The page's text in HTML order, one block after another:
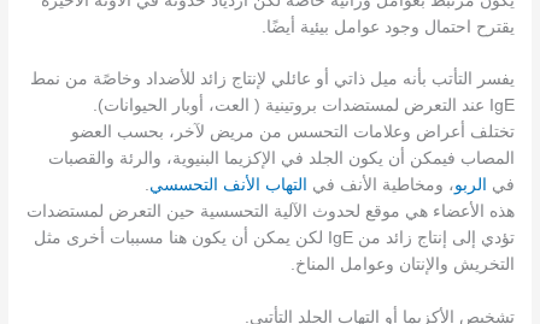
يقترح احتمال وجود عوامل بيئية أيضًا.
يفسر التأتب بأنه ميل ذاتي أو عائلي لإنتاج زائد للأضداد وخاصًة من نمط
IgE عند التعرض لمستضدات بروتينية ( العت، أوبار الحيوانات).
تختلف أعراض وعلامات التحسس من مريض لآخر، بحسب العضو
المصاب فيمكن أن يكون الجلد في الإكزيما البنيوية، والرئة والقصبات
في
الربو، ومخاطية الأنف في التهاب الأنف التحسسي.
هذه الأعضاء هي موقع لحدوث الآلية التحسسية حين التعرض لمستضدات
تؤدي إلى إنتاج زائد من IgE لكن يمكن أن يكون هنا مسببات أخرى مثل
التخريش والإنتان وعوامل المناخ.
تشخيص الأكزيما أو التهاب الجلد التأتبي.